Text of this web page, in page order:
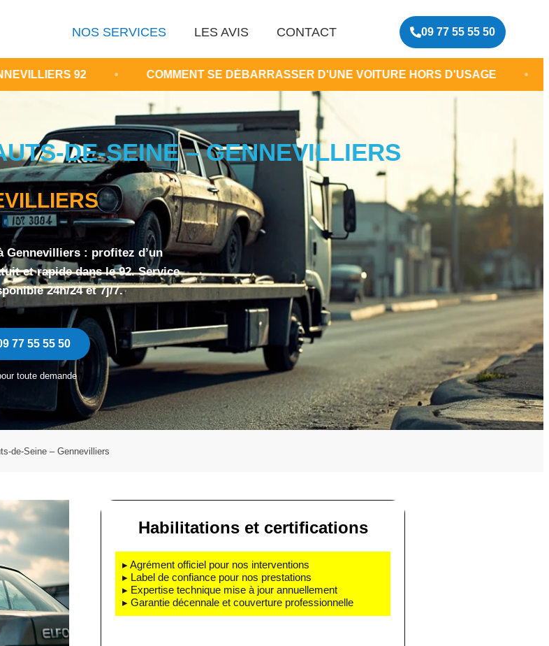
NOS SERVICES LES AVIS CONTACT 09 77 55 55 50
• COMMENT SE DÉBARRASSER D'UNE VOITURE HORS D'USAGE • CENTRE
DE-SEINE – GENNEVILLIERS
Gennevilliers : profitez d’un
et rapide dans le 92. Service
24h/24 et 7j/7.
77 55 55 50
toute demande
de-Seine – Gennevilliers
Habilitations et certifications
▸ Agrément officiel pour nos interventions
▸ Label de confiance pour nos prestations
▸ Expertise technique mise à jour annuellement
▸ Garantie décennale et couverture professionnelle